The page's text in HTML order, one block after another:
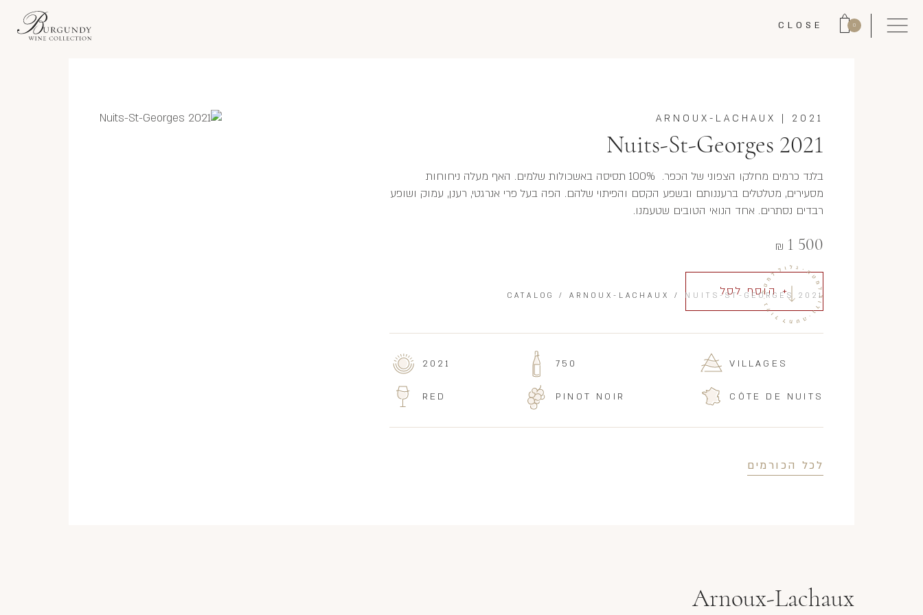
0
CLOSE
CATALOG / ARNOUX-LACHAUX / NUITS-ST-GEORGES 2021
2021
|
ARNOUX-LACHAUX
Nuits-St-Georges 2021
בלנד כרמים מחלקו הצפוני של הכפר. 100% תסיסה באשכולות שלמים. האף מעלה ניחוחות
מסעירים, מטלטלים ברעננותם ובשפע הקסם והפיתוי שלהם. הפה בעל פרי אנרגטי, רענן, עמוק ושופע
רבדים נסתרים. אחד הנואי הטובים שטעמנו.
1 500
₪
+ הוסף לסל
2021
RED
750
PINOT NOIR
VILLAGES
CÔTE DE NUITS
לכל הכורמים
Arnoux-Lachaux